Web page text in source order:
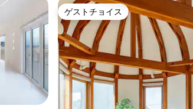
ゲストチョイス
ゲストチョイス